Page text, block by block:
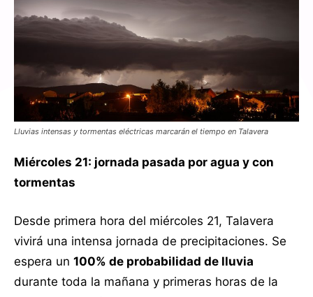
Lluvias intensas y tormentas eléctricas marcarán el tiempo en Talavera
Miércoles 21: jornada pasada por agua y con
tormentas
Desde primera hora del miércoles 21, Talavera
vivirá una intensa jornada de precipitaciones. Se
espera un 100% de probabilidad de lluvia
durante toda la mañana y primeras horas de la